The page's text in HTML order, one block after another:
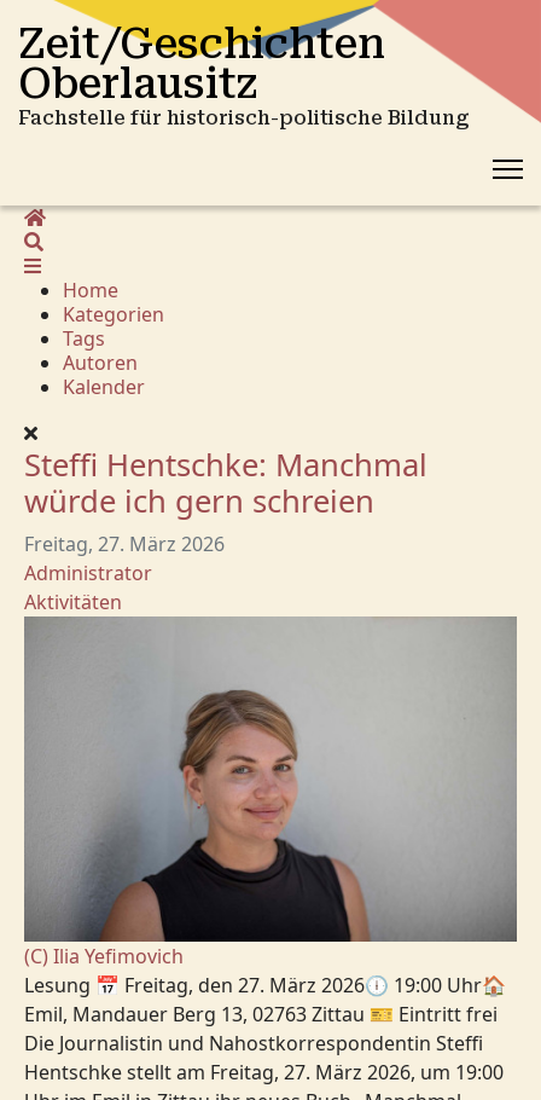
Zeit/Geschichten
Oberlausitz
Fachstelle für historisch-politische Bildung
Home
Home
Kategorien
Tags
Autoren
Kalender
Steffi Hentschke: Manchmal
würde ich gern schreien
Freitag, 27. März 2026
Administrator
Aktivitäten
(C) Ilia Yefimovich
Lesung 📅 Freitag, den 27. März 2026🕕 19:00 Uhr🏠
Emil, Mandauer Berg 13, 02763 Zittau 🎫 Eintritt frei
Die Journalistin und Nahostkorrespondentin Steffi
Hentschke stellt am Freitag, 27. März 2026, um 19:00